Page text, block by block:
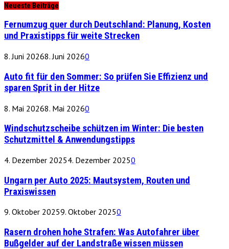
Neueste Beiträge
Fernumzug quer durch Deutschland: Planung, Kosten
und Praxistipps für weite Strecken
8. Juni 20268. Juni 20260
Auto fit für den Sommer: So prüfen Sie Effizienz und
sparen Sprit in der Hitze
8. Mai 20268. Mai 20260
Windschutzscheibe schützen im Winter: Die besten
Schutzmittel & Anwendungstipps
4. Dezember 20254. Dezember 20250
Ungarn per Auto 2025: Mautsystem, Routen und
Praxiswissen
9. Oktober 20259. Oktober 20250
Rasern drohen hohe Strafen: Was Autofahrer über
Bußgelder auf der Landstraße wissen müssen